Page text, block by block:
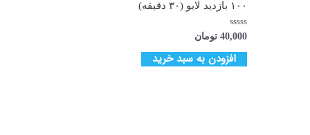
۱۰۰ بازدید لایو (۳۰ دقیقه)
امتیاز
از
40,000 تومان
افزودن به سبد خرید